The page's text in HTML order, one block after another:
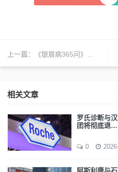
上一篇： 《银屑病365问》发布：多方合力推动疾病科普新高度
相关文章
罗氏诊断与
团将彻底退…
0